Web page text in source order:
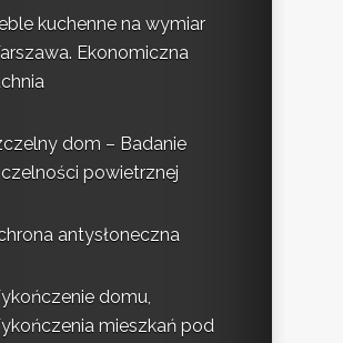
kuchenne na wymiar
Ekonomiczna
dom – Badanie
powietrznej
antysłoneczna
domu,
mieszkań pod